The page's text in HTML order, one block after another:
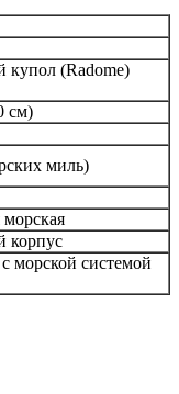
купол (Radome)
см)
миль)
корпус
морской системой